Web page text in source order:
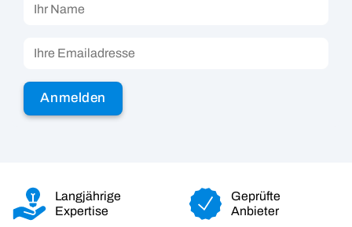
Langjährige
Expertise
Geprüfte
Anbieter